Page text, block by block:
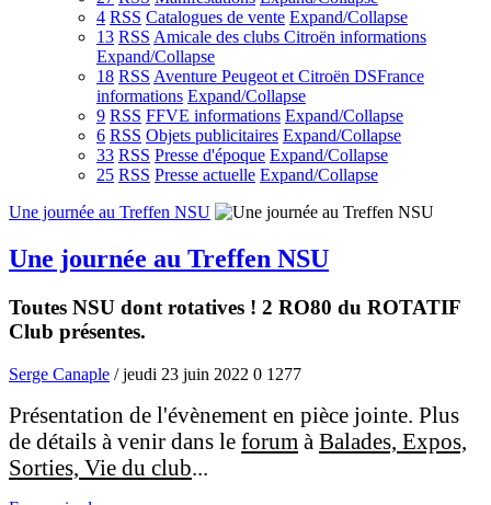
4 RSS Catalogues de vente Expand/Collapse
13 RSS Amicale des clubs Citroën informations
Expand/Collapse
18 RSS Aventure Peugeot et Citroën DSFrance
informations Expand/Collapse
9 RSS FFVE informations Expand/Collapse
6 RSS Objets publicitaires Expand/Collapse
33 RSS Presse d'époque Expand/Collapse
25 RSS Presse actuelle Expand/Collapse
Une journée au Treffen NSU
Une journée au Treffen NSU
Toutes NSU dont rotatives ! 2 RO80 du ROTATIF
Club présentes.
Serge Canaple / jeudi 23 juin 2022 0 1277
Présentation de l'évènement en pièce jointe. Plus
de détails à venir dans le forum à Balades, Expos,
Sorties, Vie du club...